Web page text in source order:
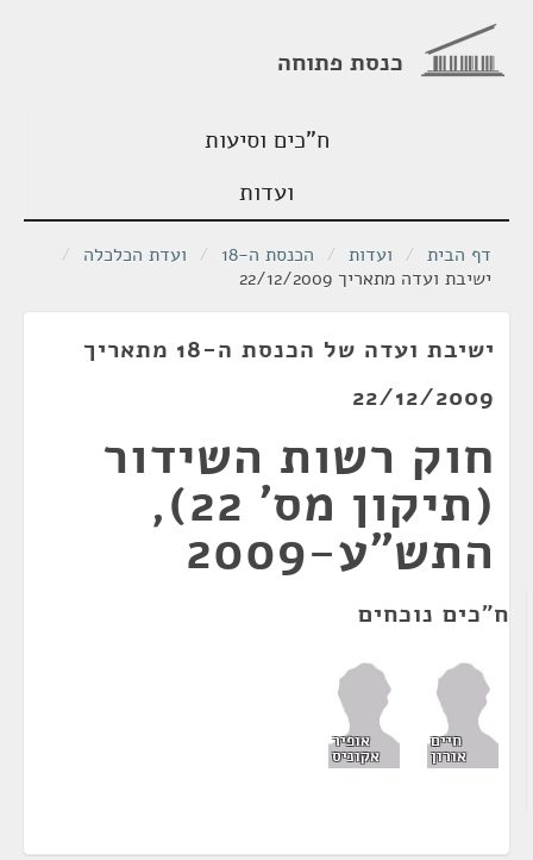
כנסת פתוחה
ח"כים וסיעות
ועדות
דף הבית / ועדות / הכנסת ה-18 / ועדת הכלכלה /
ישיבת ועדה מתאריך 22/12/2009
ישיבת ועדה של הכנסת ה-18 מתאריך
22/12/2009
חוק רשות השידור
(תיקון מס' 22),
התש"ע-2009
ח"כים נוכחים
חיים
אורון
אופיר
אקוניס